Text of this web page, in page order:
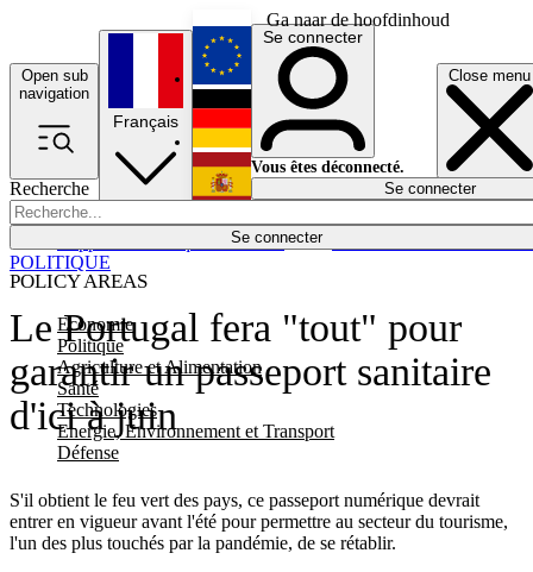
Ga naar de hoofdinhoud
Open sub
navigation
Close menu
Recherche
Se connecter
POLICY AREAS
Economie
Politique
Agriculture et Alimentation
Santé
Technologies
Energie, Environnement et Transport
Défense
Économie
Français
English
Deutsch
Español
Se connecter
Vous êtes déconnecté.
Se connecter
Le Portugal fera "tout" pour
garantir un passeport sanitaire
d'ici à juin
S'il obtient le feu vert des pays, ce passeport numérique devrait
entrer en vigueur avant l'été pour permettre au secteur du tourisme,
l'un des plus touchés par la pandémie, de se rétablir.
POLITIQUE